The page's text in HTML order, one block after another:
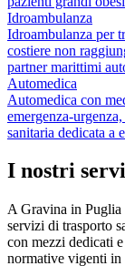
Idroambulanza
Idroambulanza per
costiere non
partner marittimi
Automedica
Automedica con
emergenza-
sanitaria dedicata a
I nostri
A Gravina in Puglia
servizi di trasporto
con mezzi dedicati
normative vigenti in